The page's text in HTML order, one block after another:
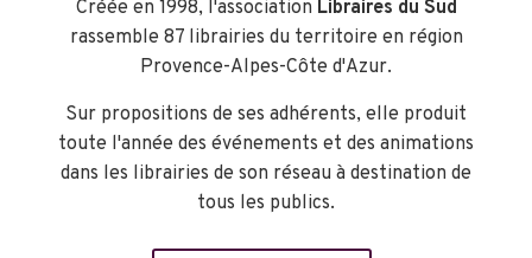
Créée en 1998, l'association Libraires du Sud
rassemble 87 librairies du territoire en région
Provence-Alpes-Côte d'Azur.
Sur propositions de ses adhérents, elle produit
toute l'année des événements et des animations
dans les librairies de son réseau à destination de
tous les publics.